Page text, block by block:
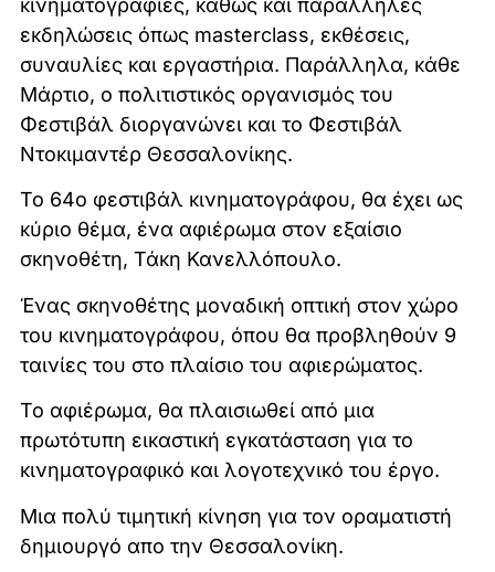
κινηματογραφίες, καθώς και παράλληλες
εκδηλώσεις όπως masterclass, εκθέσεις,
συναυλίες και εργαστήρια. Παράλληλα, κάθε
Μάρτιο, ο πολιτιστικός οργανισμός του
Φεστιβάλ διοργανώνει και το Φεστιβάλ
Ντοκιμαντέρ Θεσσαλονίκης.
Το 64ο φεστιβάλ κινηματογράφου, θα έχει ως
κύριο θέμα, ένα αφιέρωμα στον εξαίσιο
σκηνοθέτη, Τάκη Κανελλόπουλο.
Ένας σκηνοθέτης μοναδική οπτική στον χώρο
του κινηματογράφου, όπου θα προβληθούν 9
ταινίες του στο πλαίσιο του αφιερώματος.
Το αφιέρωμα, θα πλαισιωθεί από μια
πρωτότυπη εικαστική εγκατάσταση για το
κινηματογραφικό και λογοτεχνικό του έργο.
Μια πολύ τιμητική κίνηση για τον οραματιστή
δημιουργό απο την Θεσσαλονίκη.